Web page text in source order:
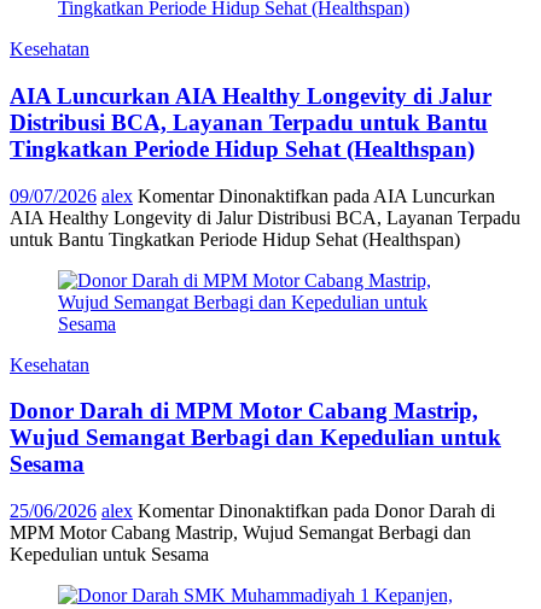
Kesehatan
AIA Luncurkan AIA Healthy Longevity di Jalur
Distribusi BCA, Layanan Terpadu untuk Bantu
Tingkatkan Periode Hidup Sehat (Healthspan)
09/07/2026 alex Komentar Dinonaktifkan pada AIA Luncurkan
AIA Healthy Longevity di Jalur Distribusi BCA, Layanan Terpadu
untuk Bantu Tingkatkan Periode Hidup Sehat (Healthspan)
Kesehatan
Donor Darah di MPM Motor Cabang Mastrip,
Wujud Semangat Berbagi dan Kepedulian untuk
Sesama
25/06/2026 alex Komentar Dinonaktifkan pada Donor Darah di
MPM Motor Cabang Mastrip, Wujud Semangat Berbagi dan
Kepedulian untuk Sesama